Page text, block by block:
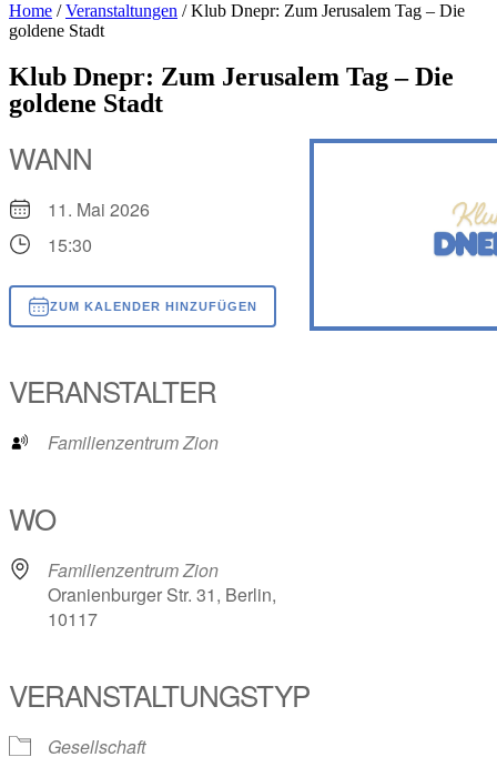
Home /Veranstaltungen /Klub Dnepr: Zum Jerusalem Tag – Die
goldene Stadt
Klub Dnepr: Zum Jerusalem Tag – Die
goldene Stadt
WANN
11. Mai 2026
15:30
ZUM KALENDER HINZUFÜGEN
VERANSTALTER
Familienzentrum Zion
WO
Familienzentrum Zion
Oranienburger Str. 31, Berlin,
10117
VERANSTALTUNGSTYP
Gesellschaft